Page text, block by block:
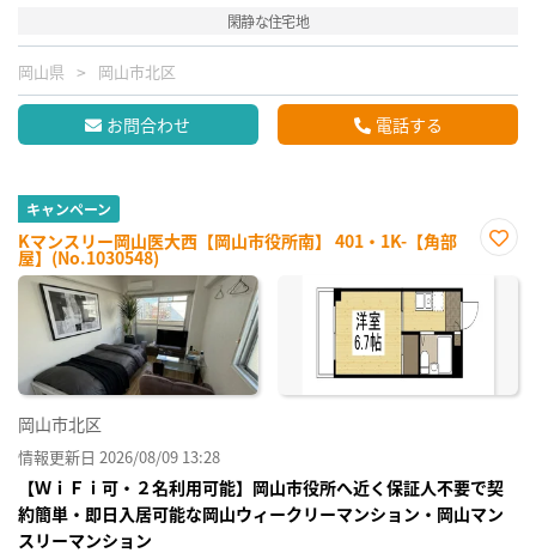
閑静な住宅地
岡山県 岡山市北区
お問合わせ 電話する
キャンペーン
Kマンスリー岡山医大西【岡山市役所南】 401・1K-【角部
屋】(No.1030548)
に入
岡山市北区
情報更新日 2026/08/09 13:28
【ＷｉＦｉ可・２名利用可能】岡山市役所へ近く保証人不要で契
約簡単・即日入居可能な岡山ウィークリーマンション・岡山マン
スリーマンション